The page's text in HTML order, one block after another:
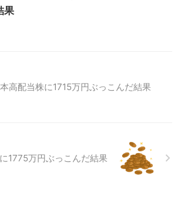
果
高配当株に1715万円ぶっこんだ結果
1775万円ぶっこんだ結果